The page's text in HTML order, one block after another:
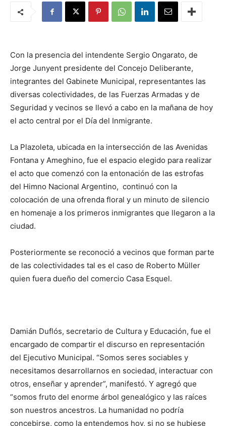
Con la presencia del intendente Sergio Ongarato, de
Jorge Junyent presidente del Concejo Deliberante,
integrantes del Gabinete Municipal, representantes las
diversas colectividades, de las Fuerzas Armadas y de
Seguridad y vecinos se llevó a cabo en la mañana de hoy
el acto central por el Día del Inmigrante.
La Plazoleta, ubicada en la intersección de las Avenidas
Fontana y Ameghino, fue el espacio elegido para realizar
el acto que comenzó con la entonación de las estrofas
del Himno Nacional Argentino, continuó con la
colocación de una ofrenda floral y un minuto de silencio
en homenaje a los primeros inmigrantes que llegaron a la
ciudad.
Posteriormente se reconoció a vecinos que forman parte
de las colectividades tal es el caso de Roberto Müller
quien fuera dueño del comercio Casa Esquel.
Damián Duflós, secretario de Cultura y Educación, fue el
encargado de compartir el discurso en representación
del Ejecutivo Municipal. “Somos seres sociables y
necesitamos desarrollarnos en sociedad, interactuar con
otros, enseñar y aprender”, manifestó. Y agregó que
“somos fruto del enorme árbol genealógico y las raíces
son nuestros ancestros. La humanidad no podría
concebirse, como la entendemos hoy, si no se hubiese